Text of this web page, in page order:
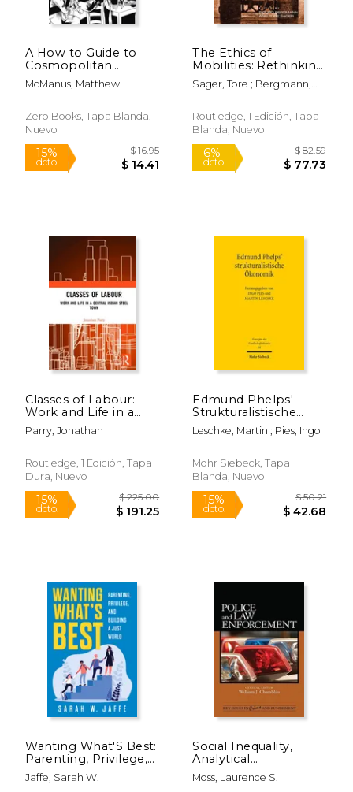
77%
dcto.
$ 28.99
$ 6.79
15%
dcto.
$
$
A How to Guide to
Cosmopolitan
Socialism: A Tribute
to Michael Brooks
McManus, Matthew
Zero Books, Tapa Blanda,
Nuevo
The Ethics of
Mobilities: Rethinking
Place, Exclusion,
Freedom and
Inglés)
Sager, Tore ; Bergmann,
Routledge, 1 Edición, Tapa
Blanda, Nuevo
Classes of Labour:
Work and Life in a
Central Indian Steel
Town (en Inglés)
Parry, Jonathan
Routledge, 1 Edición, Tapa
Dura, Nuevo
Edmund Phelps'
Strukturalistische
Okonomik (en
Alemán)
Leschke, Martin ; Pies, Ingo
Mohr Siebeck, Tapa
Blanda, Nuevo
Wanting What'S Best:
Parenting, Privilege,
and Building a Just
World (en Inglés)
Jaffe, Sarah W.
Social Inequality,
Analytical
Egalitarianism, and
the March Towards
Moss, Laurence S.